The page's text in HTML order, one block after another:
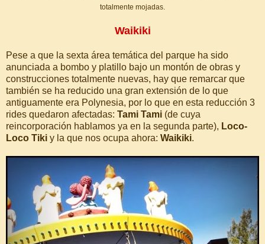
totalmente mojadas.
Waikiki
Pese a que la sexta área temática del parque ha sido
anunciada a bombo y platillo bajo un montón de obras y
construcciones totalmente nuevas, hay que remarcar que
también se ha reducido una gran extensión de lo que
antiguamente era Polynesia, por lo que en esta reducción 3
rides quedaron afectadas: Tami Tami (de cuya
reincorporación hablamos ya en la segunda parte), Loco-
Loco Tiki y la que nos ocupa ahora: Waikiki.